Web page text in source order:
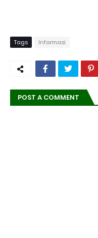
Tags Informasi
POST A COMMENT